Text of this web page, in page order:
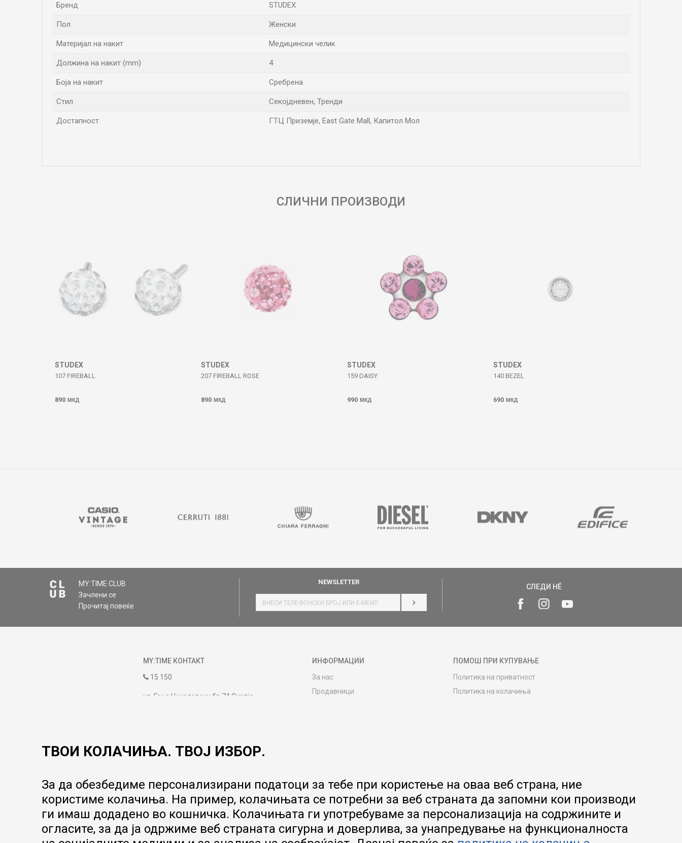
Бренд STUDEX
Пол Женски
Материјал на накит Медицински челик
Должина на накит (mm) 4
Боја на накит Сребрена
Стил Секојдневен, Тренди
Достапност ГТЦ Приземје, East Gate Mall, Капитол Мол
СЛИЧНИ ПРОИЗВОДИ
STUDEX
107 FIREBALL
890 МКД
STUDEX
207 FIREBALL ROSE
890 МКД
STUDEX
159 DAISY
990 МКД
STUDEX
140 BEZEL
690 МКД
MY:TIME CLUB
Зачлени се
Прочитај повеќе
NEWSLETTER
НАЈАВИ СЕ
СЛЕДИ НÉ
MY:TIME КОНТАКТ
15 150
ул. Гоце Николовски бр.74 Скопје
09:00 до 17:00
ИНФОРМАЦИИ
За нас
Продавници
Гаранција за производ
Ценовник
ПОМОШ ПРИ КУПУВАЊЕ
Политика на приватност
Политика на колачиња
Product Finder
FAQs
ТВОИ КОЛАЧИЊА. ТВОЈ ИЗБОР.
За да обезбедиме персонализирани податоци за тебе при користење на оваа веб страна, ние
користиме колачиња. На пример, колачињата се потребни за веб страната да запомни кои производи
ги имаш додадено во кошничка. Колачињата ги употребуваме за персонализација на содржините и
огласите, за да ја одржиме веб страната сигурна и доверлива, за унапредување на функционалноста